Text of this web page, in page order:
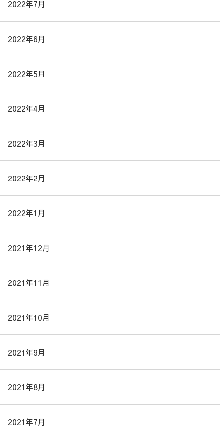
2022年7月
2022年6月
2022年5月
2022年4月
2022年3月
2022年2月
2022年1月
2021年12月
2021年11月
2021年10月
2021年9月
2021年8月
2021年7月